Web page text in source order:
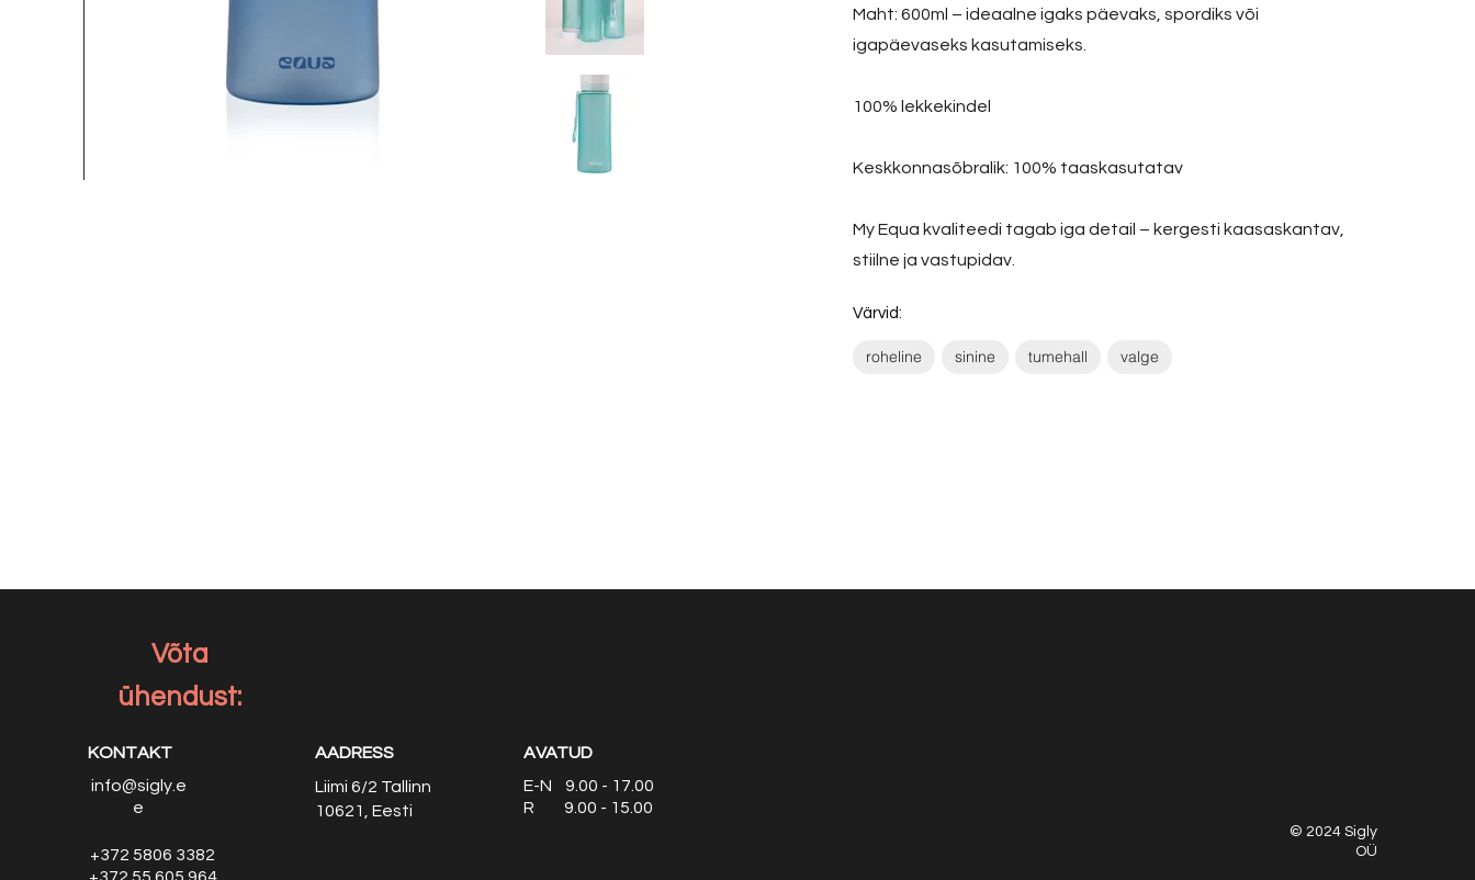
Maht: 600ml – ideaalne igaks päevaks, spordiks või
igapäevaseks kasutamiseks.
100% lekkekindel
Keskkonnasõbralik: 100% taaskasutatav
My Equa kvaliteedi tagab iga detail – kergesti kaasaskantav,
stiilne ja vastupidav.
Värvid:
roheline sinine tumehall valge
Võta
ühendust:
KONTAKT
info@sigly.e
e
+372 5806 3382
AADRESS
Liimi 6/2 Tallinn
10621, Eesti
AVATUD
E-N 9.00 - 17.00
R 9.00 - 15.00
© 2024 Sigly
OÜ